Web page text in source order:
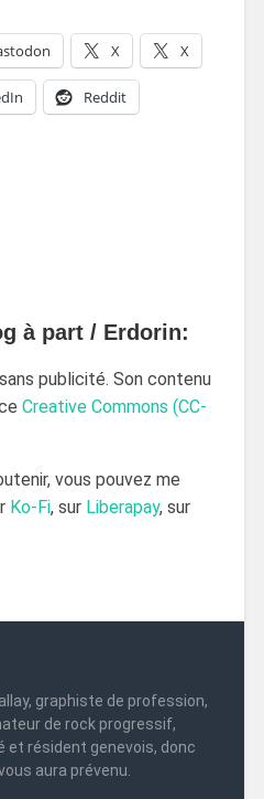
X X
Reddit
à part / Erdorin:
publicité. Son contenu
Creative Commons (CC-
vous pouvez me
Ko-Fi, sur Liberapay, sur
graphiste de profession,
de rock progressif,
et résident genevois, donc
aura prévenu.